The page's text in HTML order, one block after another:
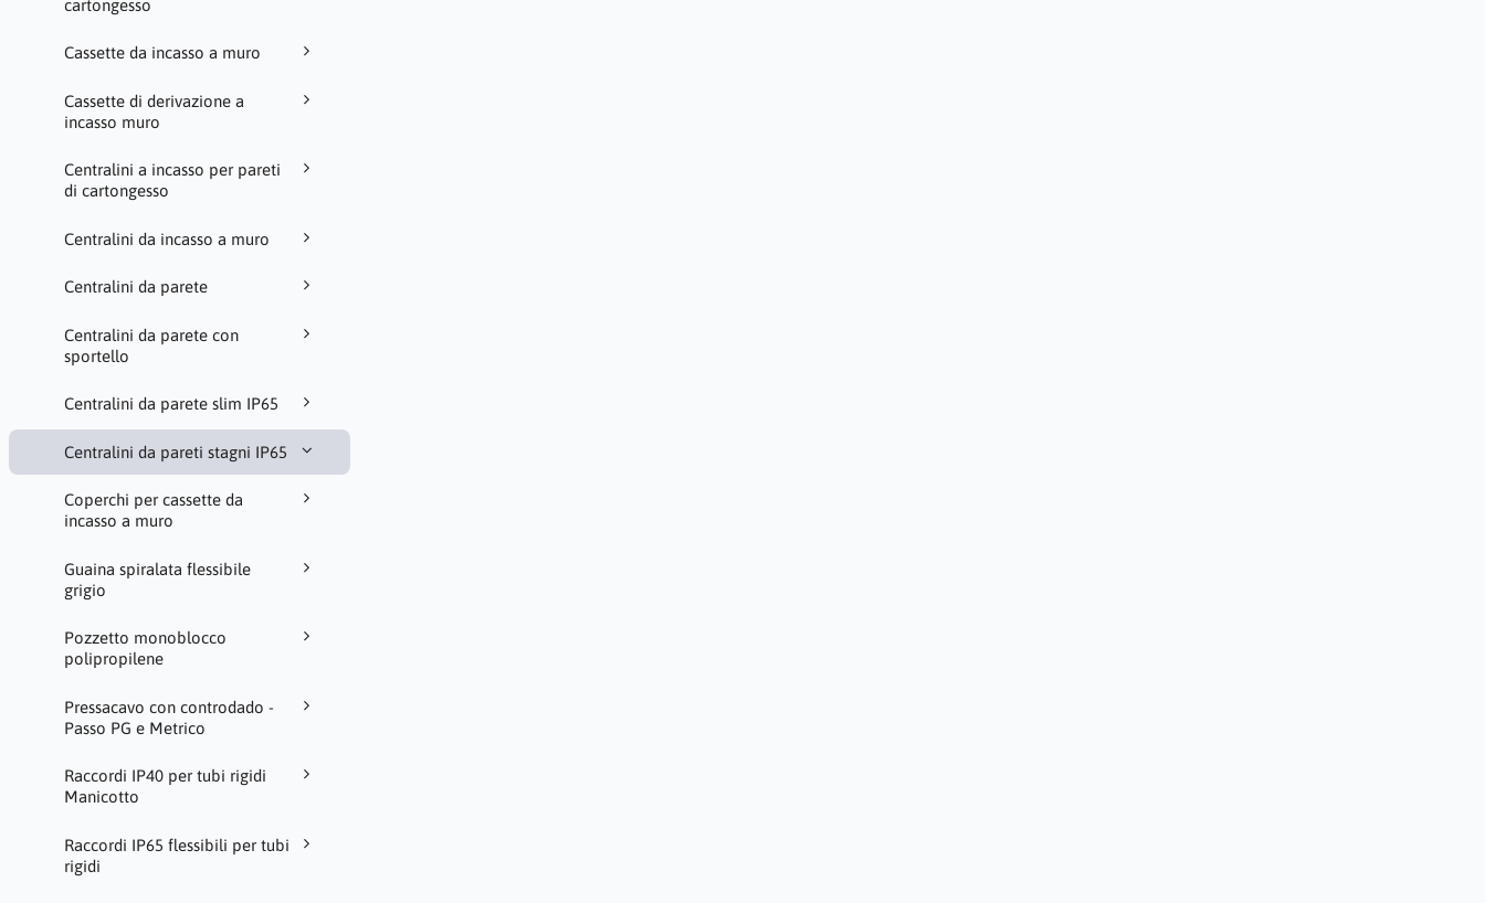
cartongesso
Cassette da incasso a muro
Cassette di derivazione a
incasso muro
Centralini a incasso per pareti
di cartongesso
Centralini da incasso a muro
Centralini da parete
Centralini da parete con
sportello
Centralini da parete slim IP65
Centralini da pareti stagni IP65
Coperchi per cassette da
incasso a muro
Guaina spiralata flessibile
grigio
Pozzetto monoblocco
polipropilene
Pressacavo con controdado -
Passo PG e Metrico
Raccordi IP40 per tubi rigidi
Manicotto
Raccordi IP65 flessibili per tubi
rigidi